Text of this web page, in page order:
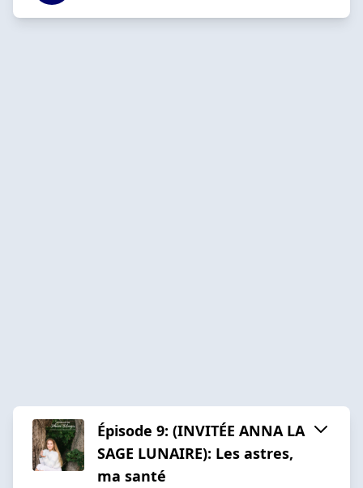
Épisode 9: (INVITÉE ANNA LA
SAGE LUNAIRE): Les astres,
ma santé